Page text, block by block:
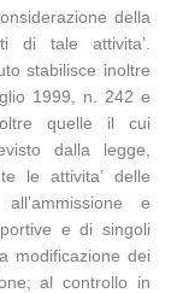
della
di tale attivita’.
stabilisce inoltre
1999, n. 242 e
oltre quelle il cui
dalla legge,
le attivita’ delle
e
e di singoli
modificazione dei
al controllo in